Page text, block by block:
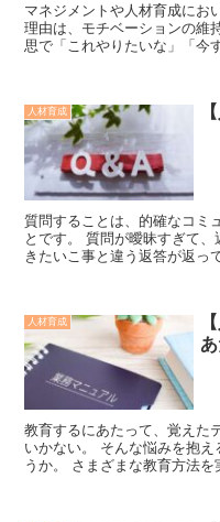
マネジメントや人材育成にお
理由は、モチベーションの維
思で「これやりたいな」「今
人材育成
質問することは、的確なコミ
とです。 質問が曖昧すぎて
きたいこ事と違う返答が返っ
人材育成
教育するにあたって、覚えた
いかない。 そんな悩みを抱
うか。 さまざまな教育方法を